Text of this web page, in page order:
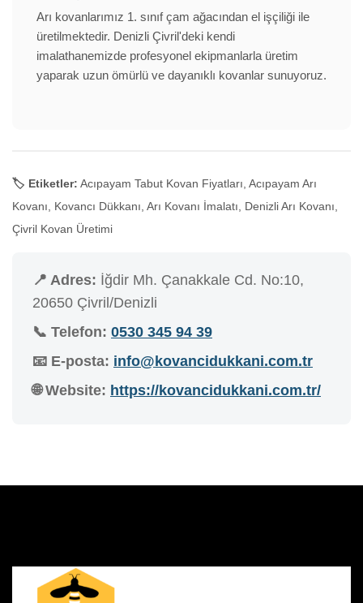
Arı kovanlarımız 1. sınıf çam ağacından el işçiliği ile
üretilmektedir. Denizli Çivril'deki kendi
imalathanemizde profesyonel ekipmanlarla üretim
yaparak uzun ömürlü ve dayanıklı kovanlar sunuyoruz.
🏷️ Etiketler: Acıpayam Tabut Kovan Fiyatları, Acıpayam Arı
Kovanı, Kovancı Dükkanı, Arı Kovanı İmalatı, Denizli Arı Kovanı,
Çivril Kovan Üretimi
📍 Adres: İğdir Mh. Çanakkale Cd. No:10,
20650 Çivril/Denizli
📞 Telefon: 0530 345 94 39
📧 E-posta: info@kovancidukkani.com.tr
🌐 Website: https://kovancidukkani.com.tr/